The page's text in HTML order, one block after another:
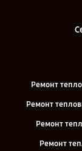
Ремонт
Ремонт
Ремонт
Ремонт